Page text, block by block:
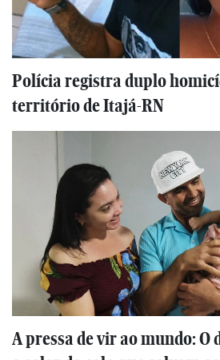
Polícia registra duplo
território de Itajá-RN
A pressa de vir ao mundo: O